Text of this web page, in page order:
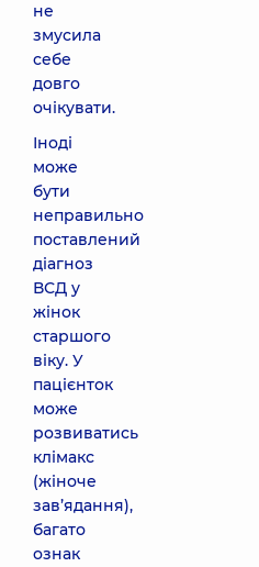
не
змусила
себе
довго
очікувати.
Іноді
може
бути
неправильно
поставлений
діагноз
ВСД у
жінок
старшого
віку. У
пацієнток
може
розвиватись
клімакс
(жіноче
зав’ядання),
багато
ознак